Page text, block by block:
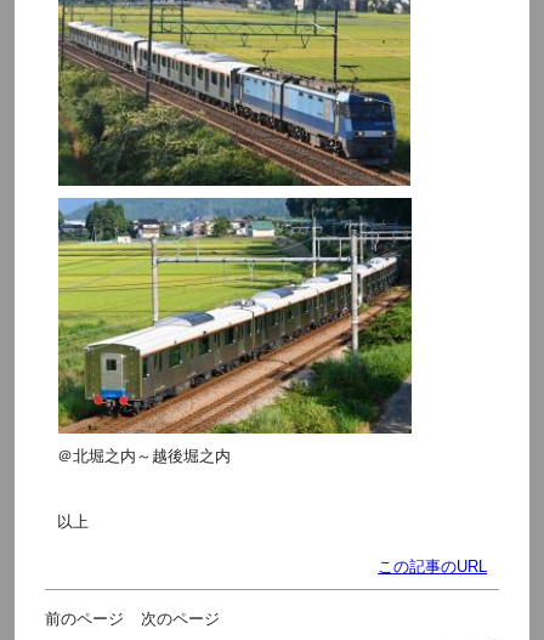
＠北堀之内～越後堀之内
以上
この記事のURL
前のページ
次のページ